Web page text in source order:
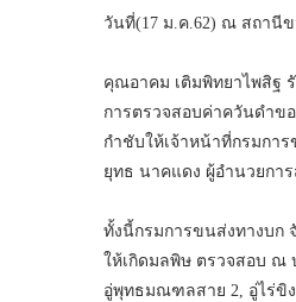
วันที่(17 ม.ค.62) ณ สถานี
คุณอาคม เติมพิทยาไพสิฐ
การตรวจสอบค่าควันดำข
กำชับให้เจ้าหน้าที่กรมกา
ยุทธ นาคแดง ผู้อำนวยกา
ทั้งนี้กรมการขนส่งทางบก
ให้เกิดมลพิษ ตรวจสอบ ณ
อู่พุทธมณฑลสาย 2, อู่ไร่ขิง